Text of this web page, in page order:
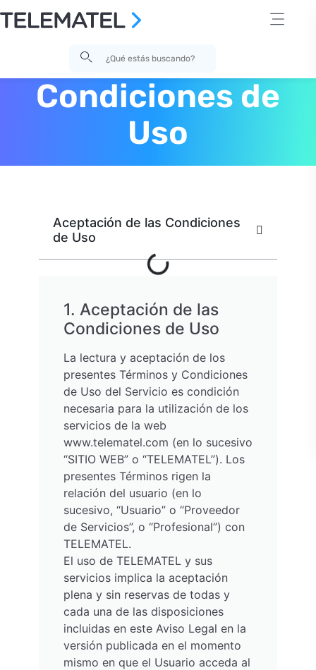
Condiciones de
Uso
Aceptación de las Condiciones
de Uso
1. Aceptación de las
Condiciones de Uso
La lectura y aceptación de los
presentes Términos y Condiciones
de Uso del Servicio es condición
necesaria para la utilización de los
servicios de la web
www.telematel.com (en lo sucesivo
“SITIO WEB” o “TELEMATEL”). Los
presentes Términos rigen la
relación del usuario (en lo
sucesivo, “Usuario” o “Proveedor
de Servicios”, o “Profesional”) con
TELEMATEL.
El uso de TELEMATEL y sus
servicios implica la aceptación
plena y sin reservas de todas y
cada una de las disposiciones
incluidas en este Aviso Legal en la
versión publicada en el momento
mismo en que el Usuario acceda al